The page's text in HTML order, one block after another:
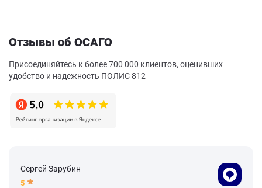
Отзывы об ОСАГО
Присоединяйтесь к более 700 000 клиентов, оценивших
удобство и надежность ПОЛИС 812
Сергей Зарубин
5